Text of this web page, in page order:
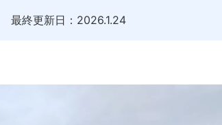
最終更新日： 2026.1.24